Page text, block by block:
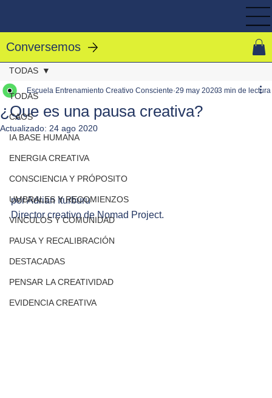
Conversemos
TODAS
CAOS
IA BASE HUMANA
ENERGIA CREATIVA
CONSCIENCIA Y PRÓPOSITO
UMBRALES Y RECOMIENZOS
VINCULOS Y COMUNIDAD
PAUSA Y RECALIBRACIÓN
DESTACADAS
PENSAR LA CREATIVIDAD
EVIDENCIA CREATIVA
TODAS
¿Que es una pausa creativa?
Escuela Entrenamiento Creativo Consciente 29 may 20203 min de lectura
Actualizado: 24 ago 2020
por Adrian Iturburu
Director creativo de Nomad Project.